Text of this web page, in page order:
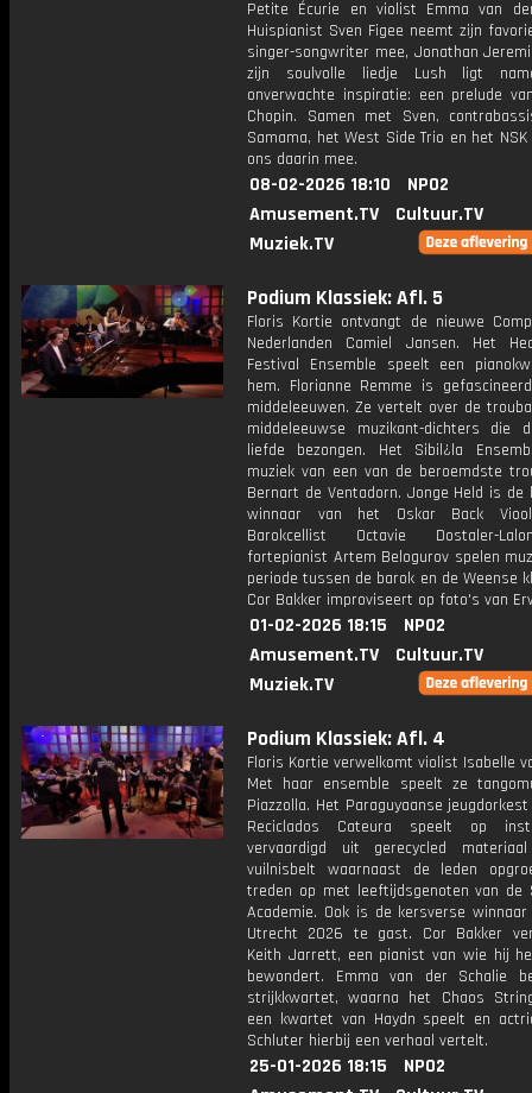
Petite Écurie en violist Emma van
Huispianist Sven Figee neemt zijn
singer-songwriter mee, Jonathan
zijn soulvolle liedje Lush ligt
onverwachte inspiratie: een prelude
Chopin. Samen met Sven,
Samama, het West Side Trio en het
ons daarin mee.
08-02-2026 18:10
NPO2
Amusement.TV
Cultuur.TV
Muziek.TV
Podium Klassiek: Afl. 5
Floris Kortie ontvangt de nieuwe
Nederlanden Camiel Jansen. Het
Festival Ensemble speelt een
hem. Florianne Remme is
middeleeuwen. Ze vertelt over de
middeleeuwse muzikant-dichters die
liefde bezongen. Het Sibil¿la
muziek van een van de beroemdste
Bernart de Ventadorn. Jonge Held is de
winnaar van het Oskar Back
Barokcellist Octavie Dostaler-
fortepianist Artem Belogurov spelen
periode tussen de barok en de Weense
Cor Bakker improviseert op foto's van
01-02-2026 18:15
NPO2
Amusement.TV
Cultuur.TV
Muziek.TV
Podium Klassiek: Afl. 4
Floris Kortie verwelkomt violist Isabelle
Met haar ensemble speelt ze
Piazzolla. Het Paraguyaanse
Reciclados Cateura speelt op
vervaardigd uit gerecycled
vuilnisbelt waarnaast de leden
treden op met leeftijdsgenoten van de
Academie. Ook is de kersverse
Utrecht 2026 te gast. Cor Bakker
Keith Jarrett, een pianist van wie hij
bewondert. Emma van der Schalie
strijkkwartet, waarna het Chaos
een kwartet van Haydn speelt en
Schluter hierbij een verhaal vertelt.
25-01-2026 18:15
NPO2